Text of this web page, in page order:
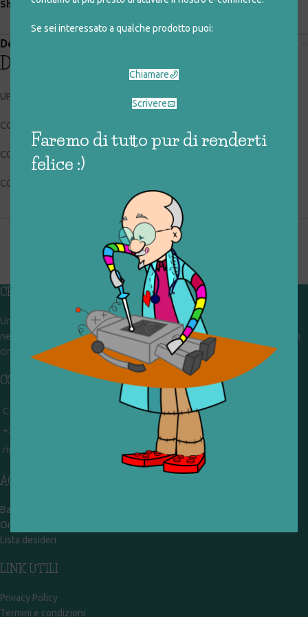
Se sei interessato a qualche prodotto puoi:
Chiamare
Scrivere
Faremo di tutto pur di renderti
felice :)
Share:
Descrizione
Descrizione
UPIM
CODICE RIGIOCATTOLO: 032_3_014
CONDIZIONI: buone, usato
COLLOCAZIONE: EXP
CHI SIAMO
Un gruppo di volontari che sognano di diventare un centro del riuso e
nel frattempo ricevono in dono giocattoli, li riparano e li reimmettono in
circolazione. Operiamo per un'economia civile, circolare e sostenibile.
CONTATTI
Campobasso - via Garibaldi 51
+39 328 767 9587
rigiocattolocb@gmail.com
ACCOUNT
Bacheca
Ordini
Lista desideri
LINK UTILI
Privacy Policy
Termini e condizioni